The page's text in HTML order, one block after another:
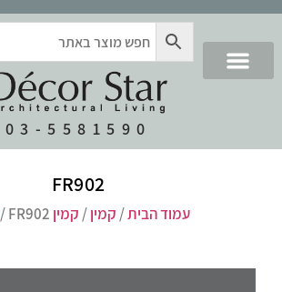
03-5581590
FR902
עמוד הבית/ קמין/ קמין MDF / FR902